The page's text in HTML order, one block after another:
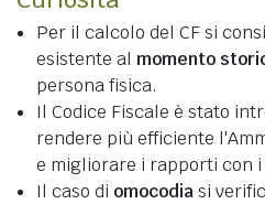
Per il calcolo del CF si
esistente al momento
persona fisica.
Il Codice Fiscale è stato
rendere più efficiente
e migliorare i rapporti con
Il caso di omocodiasi